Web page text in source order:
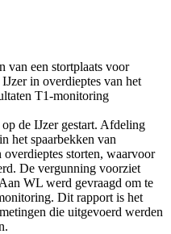
van een stortplaats voor
in overdieptes van het
T1-monitoring
de IJzer gestart. Afdeling
het spaarbekken van
storten, waarvoor
De vergunning voorziet
WL werd gevraagd om te
Dit rapport is het
die uitgevoerd werden